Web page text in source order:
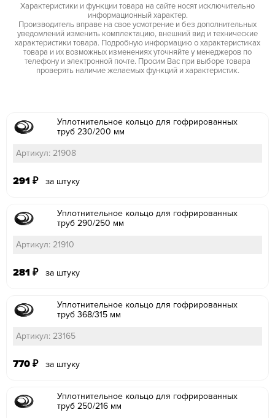
Характеристики и функции товара на сайте носят исключительно
информационный характер.
Производитель вправе на свое усмотрение и без дополнительных
уведомлений изменить комплектацию, внешний вид и технические
характеристики товара. Подробную информацию о характеристиках
товара и их возможных изменениях уточняйте у менеджеров по
телефону и электронной почте. Просим Вас при выборе товара
проверять наличие желаемых функций и характеристик.
Уплотнительное кольцо для гофрированных
труб 230/200 мм
Артикул: 21908
291 ₽ за штуку
Уплотнительное кольцо для гофрированных
труб 290/250 мм
Артикул: 21910
281 ₽ за штуку
Уплотнительное кольцо для гофрированных
труб 368/315 мм
Артикул: 23165
770 ₽ за штуку
Уплотнительное кольцо для гофрированных
труб 250/216 мм